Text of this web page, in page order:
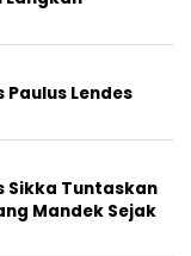
Paulus Lendes
Sikka Tuntaskan
Mandek Sejak